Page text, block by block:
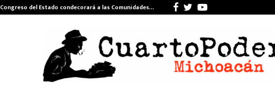
Congreso del Estado condecorará a las Comunidades… Facebook
TwitterYoutube